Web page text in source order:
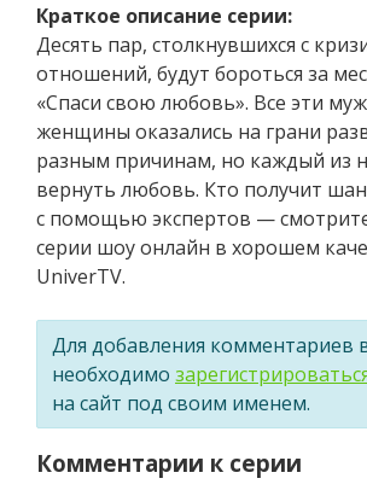
Краткое описание серии:
Десять пар, столкнувшихся с
отношений, будут бороться за
«Спаси свою любовь». Все эти
женщины оказались на грани
разным причинам, но каждый из
вернуть любовь. Кто получит
с помощью экспертов —
серии шоу онлайн в хорошем
UniverTV.
Для добавления комментариев
необходимо
на сайт под своим именем.
Комментарии к серии